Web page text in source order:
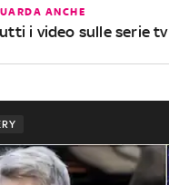
ANCHE
i video sulle serie tv